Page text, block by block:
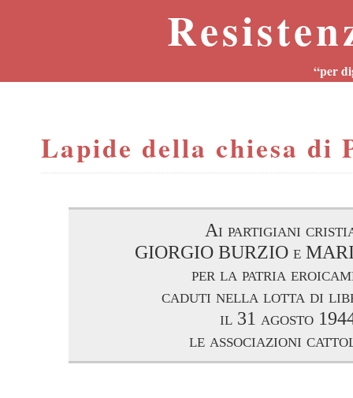
“per
Lapide della chiesa di
Ai partigiani
GIORGIO BURZIO e
per la patria
caduti nella lotta di
il 31 agosto
le associazioni